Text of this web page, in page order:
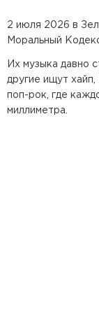
2 июля 2026 в
Моральный
Их музыка давно
другие ищут
поп-рок, где
миллиметра.